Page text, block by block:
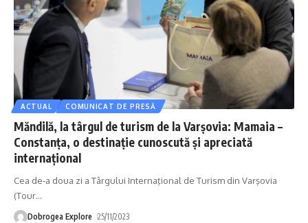
ACTUAL COMUNICAT DE PRESĂ
Măndilă, la târgul de turism de la Varșovia: Mamaia –
Constanța, o destinație cunoscută și apreciată
internațional
Cea de-a doua zi a Târgului Internaţional de Turism din Varşovia
(Tour…
Dobrogea Explore 25/11/2023